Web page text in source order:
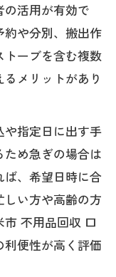
収と粗大ゴミ
全・安価に処
業者を選ぶポ
たい方へのア
持ち込み手順
活用が有効で
や分別、搬出作
ーブを含む複数
メリットがあり
や指定日に出す手
め急ぎの場合は
、希望日時に合
い方や高齢の方
不用品回収 口
便性が高く評価